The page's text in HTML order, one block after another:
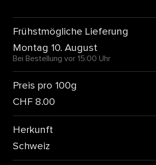
Frühstmögliche Lieferung
Montag 10. August
Bei Bestellung vor 15:00 Uhr
Preis pro 100g
CHF 8.00
Herkunft
Schweiz